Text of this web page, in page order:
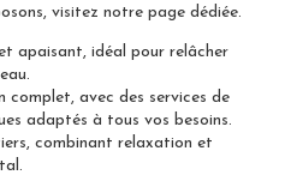
visitez notre page dédiée.
apaisant, idéal pour relâcher
complet, avec des services de
adaptés à tous vos besoins.
combinant relaxation et